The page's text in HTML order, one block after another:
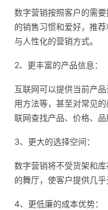
数字营销按照客户的需
的销售习惯和爱好，推
与人性化的营销方式。
2、更丰富的产品信息：
互联网可以提供当前产
用方法等，甚至对常见
联网查找产品、价格、品
3、更大的选择空间：
数字营销将不受货架和
的舞厅，使客户提供几乎
4、更低廉的成本优势：